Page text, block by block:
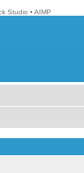
Studio • AIMP